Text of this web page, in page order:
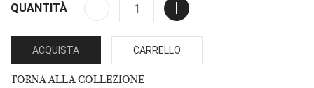
QUANTITÀ
ACQUISTA CARRELLO
TORNA ALLA COLLEZIONE